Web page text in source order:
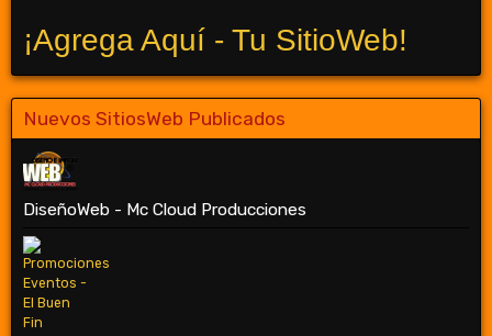
¡Agrega Aquí - Tu SitioWeb!
Nuevos SitiosWeb Publicados
DiseñoWeb - Mc Cloud Producciones